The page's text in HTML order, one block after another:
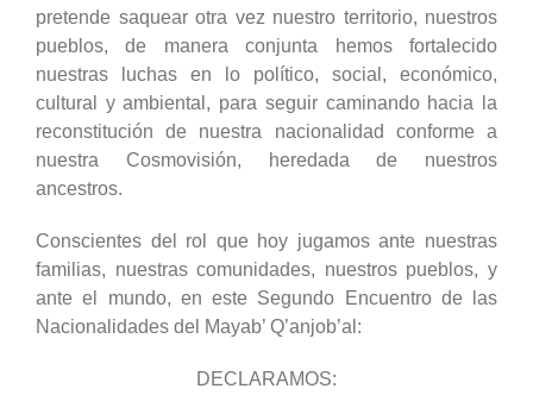
pretende saquear otra vez nuestro territorio, nuestros
pueblos, de manera conjunta hemos fortalecido
nuestras luchas en lo político, social, económico,
cultural y ambiental, para seguir caminando hacia la
reconstitución de nuestra nacionalidad conforme a
nuestra Cosmovisión, heredada de nuestros
ancestros.
Conscientes del rol que hoy jugamos ante nuestras
familias, nuestras comunidades, nuestros pueblos, y
ante el mundo, en este Segundo Encuentro de las
Nacionalidades del Mayab’ Q’anjob’al:
DECLARAMOS: